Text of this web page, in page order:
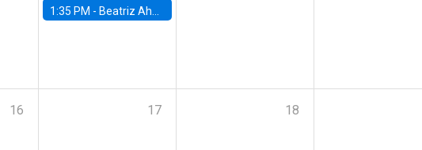
1:35 PM - Beatriz Ahumada, PhD candidate, Universidad de Pittsburgh
16 17 18